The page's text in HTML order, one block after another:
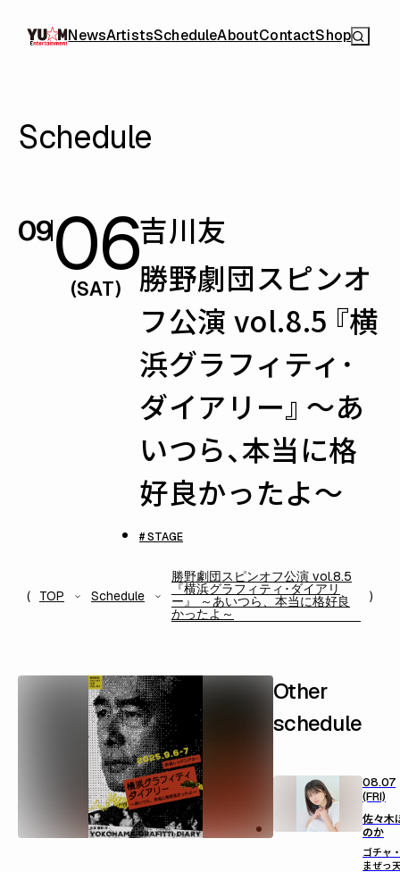
NewsArtistsScheduleAboutContactShop
Schedule
0906
(SAT)
吉川友
勝野劇団スピンオ
フ公演 vol.8.5 『横
浜グラフィティ･
ダイアリー』 ～あ
いつら、本当に格
好良かったよ～
# STAGE
TOP Schedule
勝野劇団スピンオフ公演 vol.8.5
『横浜グラフィティ･ダイアリ
ー』 ～あいつら、本当に格好良
かったよ～
Other
schedule
08.07
(FRI)
佐々木
のか
ゴチャ
まぜっ